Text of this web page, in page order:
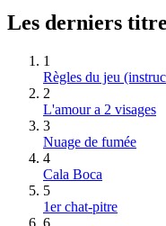
Les derniers
1
Règles du jeu
2
L'amour a 2 visages
3
Nuage de fumée
4
Cala Boca
5
1er chat-pitre
6